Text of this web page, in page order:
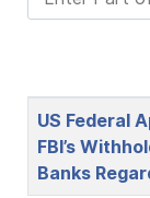
Title
US Federal
FBI’s
Banks